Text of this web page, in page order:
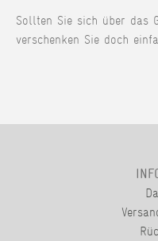
Sollten Sie sich über das
verschenken Sie doch